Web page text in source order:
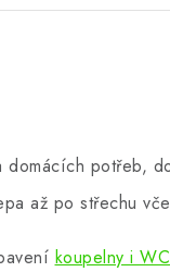
domácích potřeb,
až po střechu
koupelny i WC